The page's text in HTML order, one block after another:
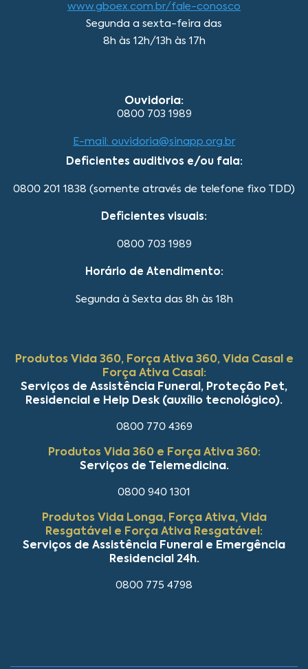
www.gboex.com.br/fale-conosco
Segunda a sexta-feira das
8h às 12h/13h às 17h
Ouvidoria:
0800 703 1989
E-mail: ouvidoria@sinapp.org.br
Deficientes auditivos e/ou fala:
0800 201 1838 (somente através de telefone fixo TDD)
Deficientes visuais:
0800 703 1989
Horário de Atendimento:
Segunda à Sexta das 8h às 18h
Produtos Vida 360, Força Ativa 360, Vida Casal e
Força Ativa Casal:
Serviços de Assistência Funeral, Proteção Pet,
Residencial e Help Desk (auxílio tecnológico).
0800 770 4369
Produtos Vida 360 e Força Ativa 360:
Serviços de Telemedicina.
0800 940 1301
Produtos Vida Longa, Força Ativa, Vida
Resgatável e Força Ativa Resgatável:
Serviços de Assistência Funeral e Emergência
Residencial 24h.
0800 775 4798